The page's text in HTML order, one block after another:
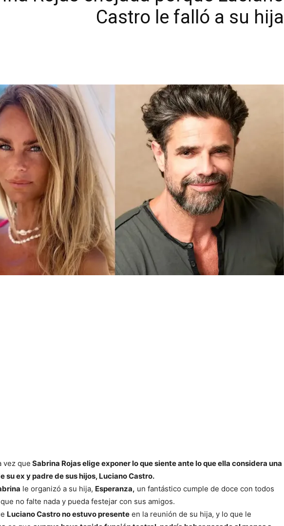
Castro le falló a su hija
vez que Sabrina Rojas elige exponer lo que siente ante lo que ella considera una
su ex y padre de sus hijos, Luciano Castro.
le organizó a su hija, Esperanza, un fantástico cumple de doce con todos
no falte nada y pueda festejar con sus amigos.
Luciano Castro no estuvo presente en la reunión de su hija, y lo que le